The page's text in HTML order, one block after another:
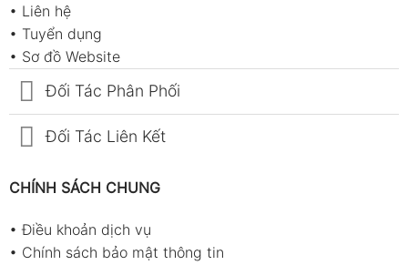
• Liên hệ
• Tuyển dụng
• Sơ đồ Website
Đối Tác Phân Phối
Đối Tác Liên Kết
CHÍNH SÁCH CHUNG
•Điều khoản dịch vụ
• Chính sách bảo mật thông tin